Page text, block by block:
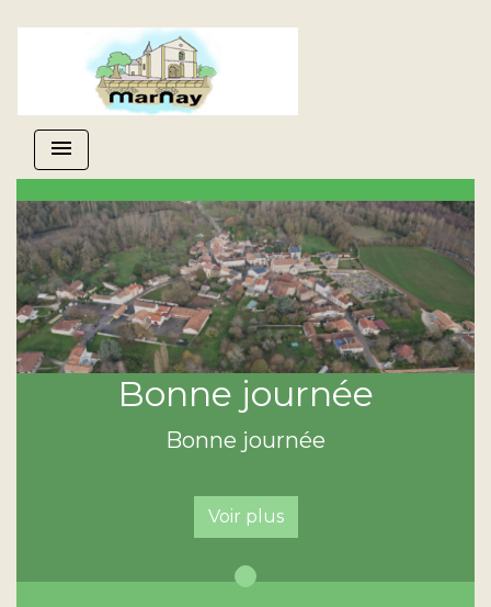
menu
Bonne journée
Bonne journée
Voir plus